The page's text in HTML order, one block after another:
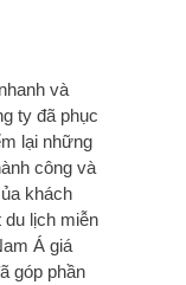
và
ty đã phục
lại những
công và
khách
du lịch miễn
Á giá
góp phần